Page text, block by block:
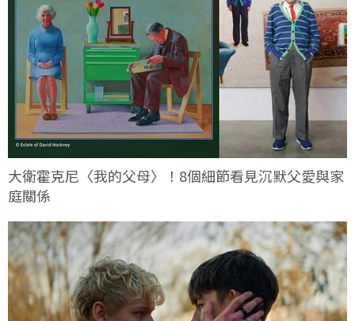
大衛霍克尼〈我的父母〉！8個細節看見沉默父愛與家
庭關係